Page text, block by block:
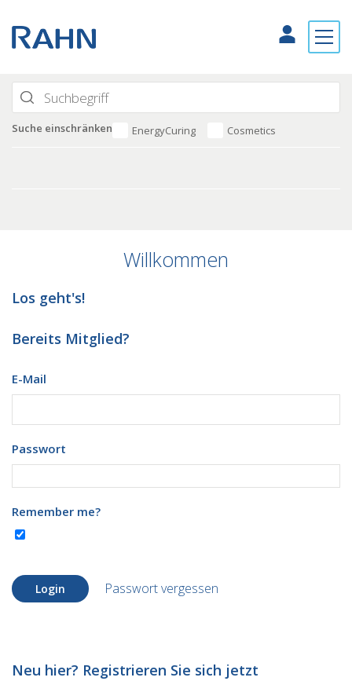
Suche einschränken EnergyCuring Cosmetics
Willkommen
Los geht's!
Bereits Mitglied?
E-Mail
Passwort
Remember me?
Login Passwort vergessen
Neu hier? Registrieren Sie sich jetzt